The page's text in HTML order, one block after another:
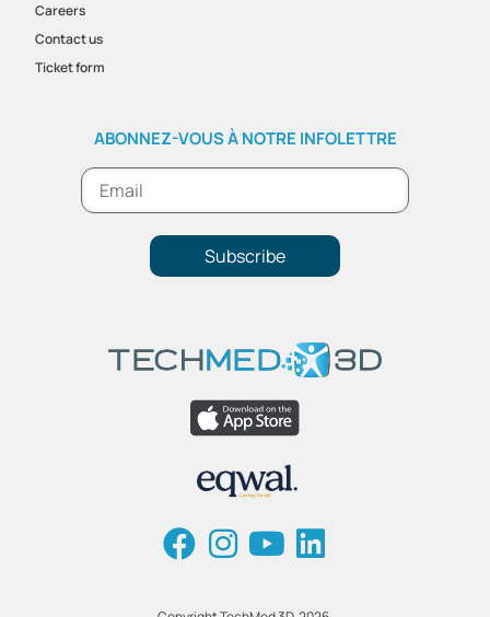
Careers
Contact us
Ticket form
ABONNEZ-VOUS À NOTRE INFOLETTRE
Subscribe